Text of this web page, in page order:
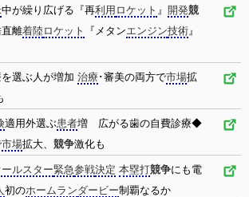
中が繰り広げる『再利用 ロケット 』 開発競
離着陸ロケット 『メタンエンジン技術』
選ぶ人が増加 治療 ･審美の両方で市場拡
適用外選ぶ患者増 広がる歯の自費診療◆
市場拡大、 競争激化も
ールスター緊急参戦決定 本塁打競争にも電
初のホームランダービー制覇なるか